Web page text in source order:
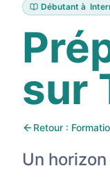
Débutant à
sur
Retour :
Un